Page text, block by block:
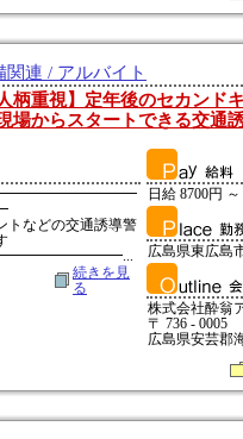
関連 / アルバイト
柄重視】定年後のセカンド
場からスタートできる交通
トなどの交通誘導警
続きを見
る
日給 8700円
広島県東広島
株式会社酔翁
〒 736 - 0005
広島県安芸郡